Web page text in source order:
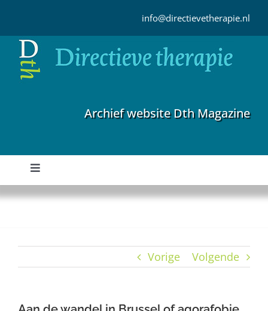
inhoud
info@directievetherapie.nl
Archief website Dth Magazine
Toggle
Navigation
Home
Vorige Volgende